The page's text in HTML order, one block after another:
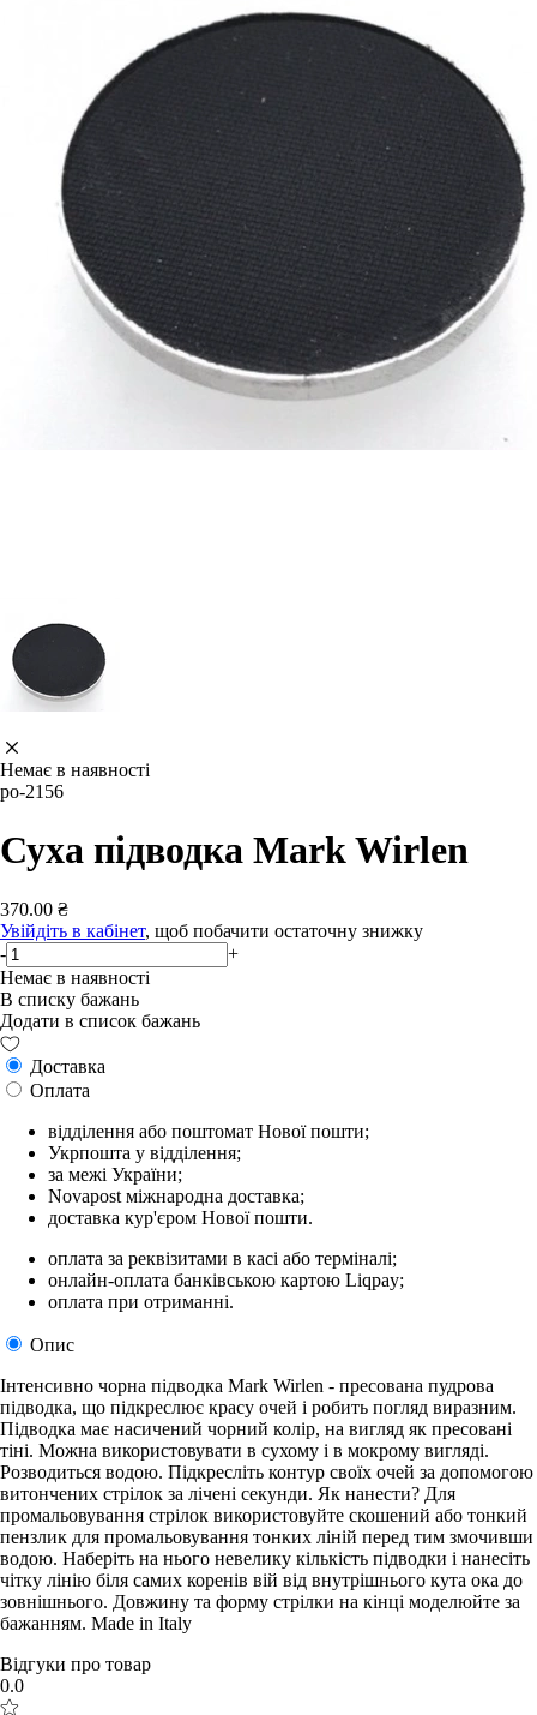
Немає в наявності
po-2156
Суха підводка Mark Wirlen
370.00 ₴
Увійдіть в кабінет, щоб побачити остаточну знижку
-
+
Немає в наявності
В списку бажань
Додати в список бажань
Доставка
Оплата
відділення або поштомат Нової пошти;
Укрпошта у відділення;
за межі України;
Novapost міжнародна доставка;
доставка кур'єром Нової пошти.
оплата за реквізитами в касі або терміналі;
онлайн-оплата банківською картою Liqpay;
оплата при отриманні.
Опис
Інтенсивно чорна підводка Mark Wirlen - пресована пудрова
підводка, що підкреслює красу очей і робить погляд виразним.
Підводка має насичений чорний колір, на вигляд як пресовані
тіні. Можна використовувати в сухому і в мокрому вигляді.
Розводиться водою. Підкресліть контур своїх очей за допомогою
витончених стрілок за лічені секунди. Як нанести? Для
промальовування стрілок використовуйте скошений або тонкий
пензлик для промальовування тонких ліній перед тим змочивши
водою. Наберіть на нього невелику кількість підводки і нанесіть
чітку лінію біля самих коренів вій від внутрішнього кута ока до
зовнішнього. Довжину та форму стрілки на кінці моделюйте за
бажанням. Made in Italy
Відгуки про товар
0.0